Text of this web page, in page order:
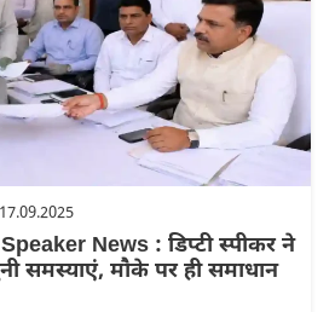
17.09.2025
News : डिप्टी स्पीकर ने
समस्याएं, मौके पर ही समाधान